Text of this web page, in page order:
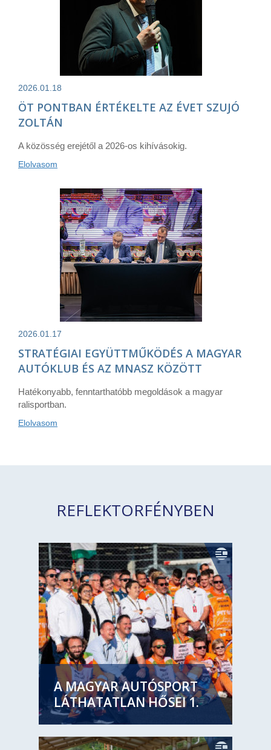
2026.01.18
ÖT PONTBAN ÉRTÉKELTE AZ ÉVET SZUJÓ
ZOLTÁN
A közösség erejétől a 2026-os kihívásokig.
Elolvasom
2026.01.17
STRATÉGIAI EGYÜTTMŰKÖDÉS A MAGYAR
AUTÓKLUB ÉS AZ MNASZ KÖZÖTT
Hatékonyabb, fenntarthatóbb megoldások a magyar
ralisportban.
Elolvasom
REFLEKTORFÉNYBEN
A MAGYAR AUTÓSPORT
LÁTHATATLAN HŐSEI 1.